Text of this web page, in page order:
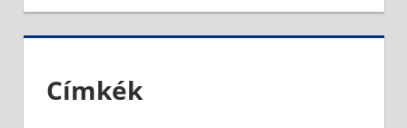
Címkék